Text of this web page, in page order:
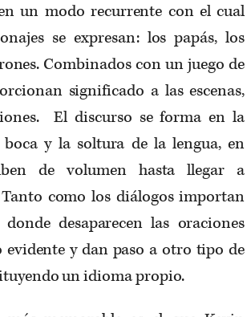
un modo recurrente con el cual
se expresan: los papás, los
Combinados con un juego de
significado a las escenas,
El discurso se forma en la
y la soltura de la lengua, en
de volumen hasta llegar a
como los diálogos importan
desaparecen las oraciones
y dan paso a otro tipo de
un idioma propio.